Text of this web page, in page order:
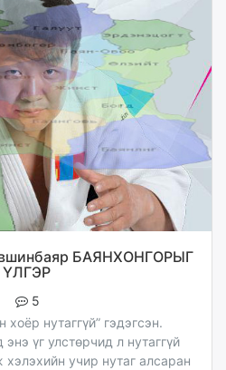
БАЯНХОНГОРЫГ
5
хоёр нутаггүй” гэдэгсэн.
үг улстөрчид л нутаггүй
учир нутаг алсаран